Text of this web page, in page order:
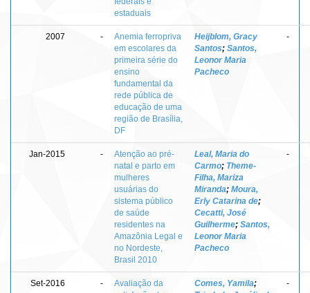
estaduais
2007 -
Anemia ferropriva
em escolares da
primeira série do
ensino
fundamental da
rede pública de
educação de uma
região de Brasília,
DF
Heijblom, Gracy
Santos; Santos,
Leonor Maria
Pacheco
-
Jan-2015 -
Atenção ao pré-
natal e parto em
mulheres
usuárias do
sistema público
de saúde
residentes na
Amazônia Legal e
no Nordeste,
Brasil 2010
Leal, Maria do
Carmo; Theme-
Filha, Mariza
Miranda; Moura,
Erly Catarina de;
Cecatti, José
Guilherme; Santos,
Leonor Maria
Pacheco
-
Set-2016 -
Avaliação da
Comes, Yamila;
-